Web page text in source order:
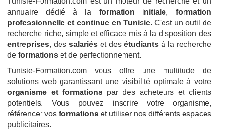
annuaire dédié à la formation initiale,formation
professionnelle et continue en Tunisie. C'est un outil de
recherche riche, simple et efficace mis à la disposition des
entreprises, des salariés et des étudiants à la recherche
de formations et de perfectionnement.
Tunisie-Formation.com vous offre une multitude de
solutions web garantissant une visibilité optimale à votre
organisme et formations par des acheteurs et clients
potentiels. Vous pouvez inscrire votre organisme,
référencer vos formations et utiliser nos différents espaces
publicitaires.